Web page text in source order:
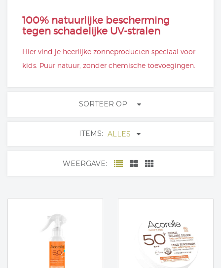
100% natuurlijke bescherming
tegen schadelijke UV-stralen
Hier vind je heerlijke zonneproducten speciaal voor
kids. Puur natuur, zonder chemische toevoegingen.
SORTEER OP:
ITEMS: ALLES
WEERGAVE: